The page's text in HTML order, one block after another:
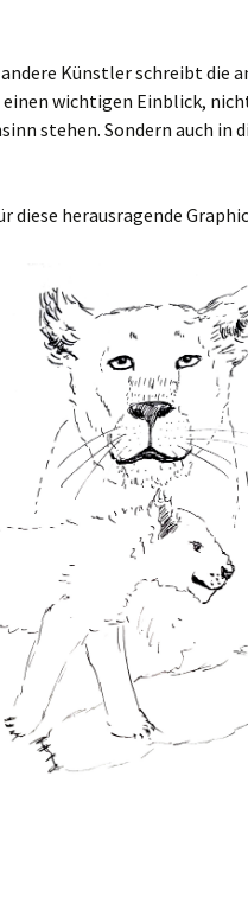
Künstler schreibt die
wichtigen Einblick,
stehen. Sondern auch in
herausragende